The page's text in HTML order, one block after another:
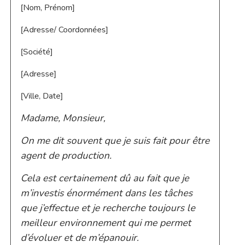
[Nom, Prénom]
[Adresse/ Coordonnées]
[Société]
[Adresse]
[Ville, Date]
Madame, Monsieur,
On me dit souvent que je suis fait pour être
agent de production.
Cela est certainement dû au fait que je
m’investis énormément dans les tâches
que j’effectue et je recherche toujours le
meilleur environnement qui me permet
d’évoluer et de m’épanouir.